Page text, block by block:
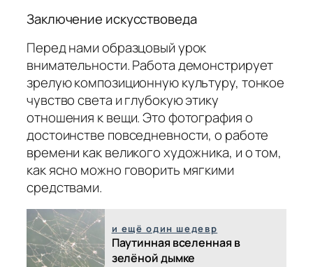
Заключение искусствоведа
Перед нами образцовый урок
внимательности. Работа демонстрирует
зрелую композиционную культуру, тонкое
чувство света и глубокую этику
отношения к вещи. Это фотография о
достоинстве повседневности, о работе
времени как великого художника, и о том,
как ясно можно говорить мягкими
средствами.
и ещё один шедевр
Паутинная вселенная в
зелёной дымке